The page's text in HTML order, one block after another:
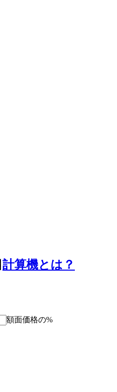
計算機とは？
額面価格の%